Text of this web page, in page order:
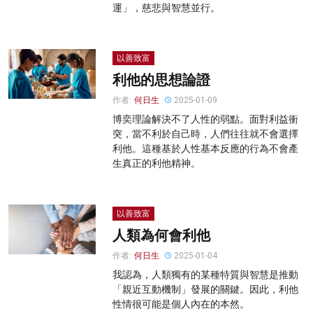
運」，慈悲與智慧並行。
以善致富
利他的思想論證
作者: 何日生 2025-01-09
博奕理論解決不了人性的弱點。面對利益衝
突，當不利於自己時，人們往往就不會選擇
利他。這種基於人性基本反應的行為不會產
生真正的利他精神。
以善致富
人類為何會利他
作者: 何日生 2025-01-04
我認為，人類獨有的某種特質與智慧是推動
「親近互動機制」發展的關鍵。因此，利他
性情很可能是個人內在的本然。